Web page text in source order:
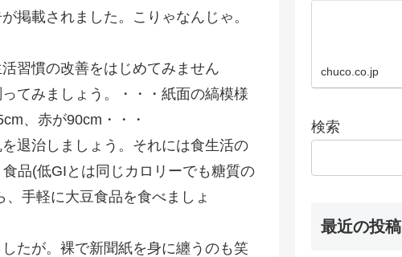
掲載されました。こりゃなんじゃ。
習慣の改善をはじめてみません
てみましょう。・・・紙面の縞模様
、赤が90cm・・・
退治しましょう。それには食生活の
品(低GIとは同じカロリーでも糖質の
手軽に大豆食品を食べましょ
たが。裸で新聞紙を身に纏うのも笑
chuco.co.jp
検索
最近の投稿